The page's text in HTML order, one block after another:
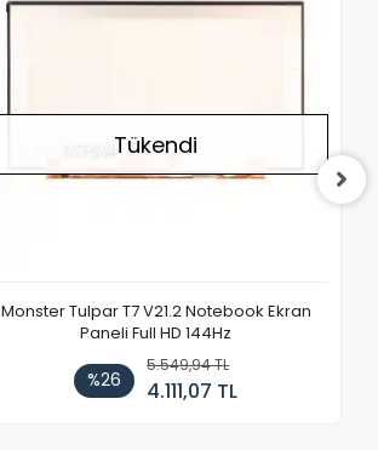
Tükendi
Monster Tulpar T7 V21.2 Notebook Ekran
Paneli Full HD 144Hz
%26
5.549,94 TL
4.111,07 TL